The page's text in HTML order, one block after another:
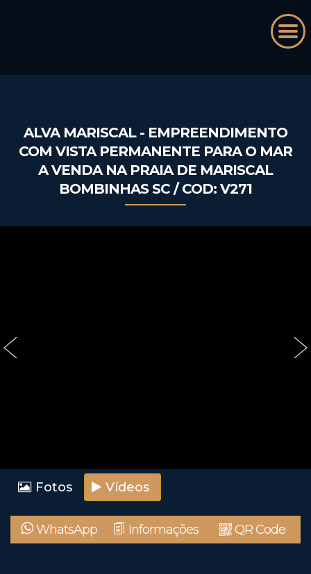
ALVA MARISCAL - EMPREENDIMENTO
COM VISTA PERMANENTE PARA O MAR
A VENDA NA PRAIA DE MARISCAL
BOMBINHAS SC / COD: V271
‹ ›
Fotos Vídeos
WhatsApp Informações QR Code